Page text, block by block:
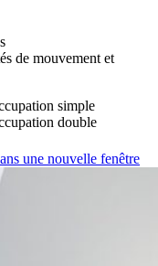
de mouvement et
simple
double
une nouvelle fenêtre